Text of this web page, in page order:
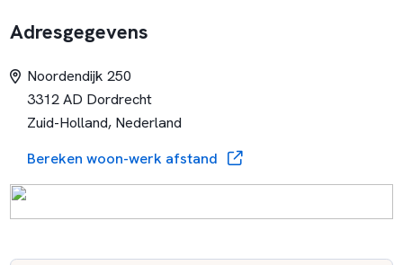
een uitdagende omgeving. De leerlingen worden hierbij
hart voor hun vak!
Adresgegevens
Noordendijk 250
3312 AD Dordrecht
Zuid-Holland, Nederland
Bereken woon-werk afstand